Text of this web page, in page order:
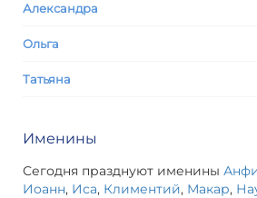
Александра
Ольга
Татьяна
Именины
Сегодня празднуют именины
Иоанн, Иса, Климентий, Макар,